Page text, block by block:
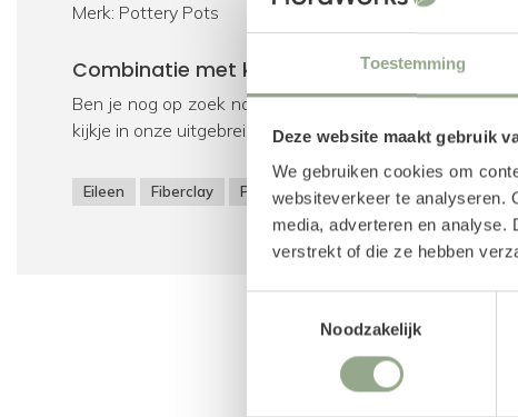
Toestemming
Deze website maakt gebruik
We gebruiken cookies om
websiteverkeer te analyseren.
media, adverteren en analyse.
verstrekt of die ze hebben
Noodzakelijk
Merk: Pottery Pots
Combinatie met kunstplanten
Ben je nog op zoek naar een mooie kunstplant voor in
kijkje in onze uitgebreide collectiekunstplanten.
Eileen Fiberclay Pot